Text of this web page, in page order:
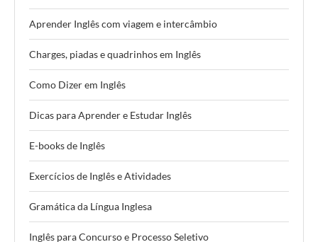
Aprender Inglês com viagem e intercâmbio
Charges, piadas e quadrinhos em Inglês
Como Dizer em Inglês
Dicas para Aprender e Estudar Inglês
E-books de Inglês
Exercícios de Inglês e Atividades
Gramática da Língua Inglesa
Inglês para Concurso e Processo Seletivo